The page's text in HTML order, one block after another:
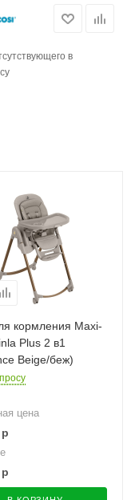
в
кормления Maxi-
Plus 2 в1
Beige/беж)
цена
р
р